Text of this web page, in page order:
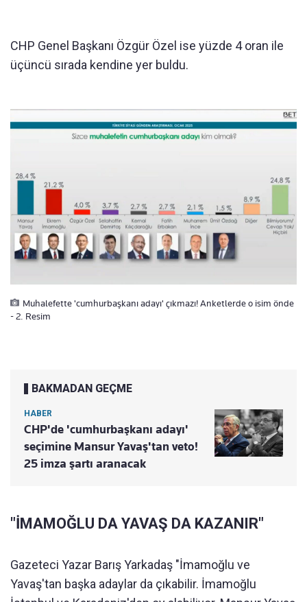
CHP Genel Başkanı Özgür Özel ise yüzde 4 oran ile
üçüncü sırada kendine yer buldu.
Muhalefette 'cumhurbaşkanı adayı' çıkmazı! Anketlerde o isim önde
- 2. Resim
BAKMADAN GEÇME
HABER
CHP'de 'cumhurbaşkanı adayı'
seçimine Mansur Yavaş'tan veto!
25 imza şartı aranacak
"İMAMOĞLU DA YAVAŞ DA KAZANIR"
Gazeteci Yazar Barış Yarkadaş "İmamoğlu ve
Yavaş'tan başka adaylar da çıkabilir. İmamoğlu